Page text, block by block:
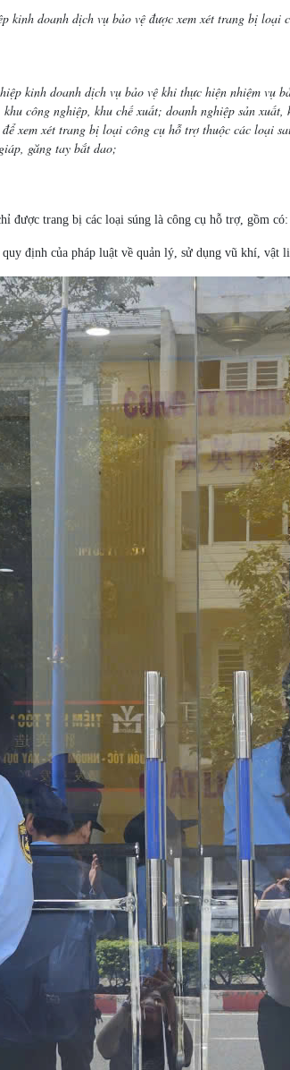
kinh doanh dịch vụ bảo vệ được xem xét trang bị loại
kinh doanh dịch vụ bảo vệ khi thực hiện nhiệm
công nghiệp, khu chế xuất; doanh nghiệp sản
xem xét trang bị loại công cụ hỗ trợ thuộc các loại
găng tay bắt dao;
được trang bị các loại súng là công cụ hỗ trợ, gồm
định của pháp luật về quản lý, sử dụng vũ khí, vật